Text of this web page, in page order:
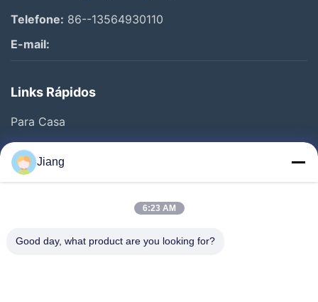
Telefone: 86--13564930110
E-mail:
Links Rápidos
Para Casa
Produtos
Vídeos
Visita À Fábrica
Jiang
6:23 AM
Good day, what product are you looking for?